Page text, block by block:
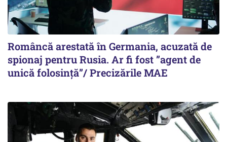
Româncă arestată în Germania, acuzată de
spionaj pentru Rusia. Ar fi fost ”agent de
unică folosință”/ Precizările MAE